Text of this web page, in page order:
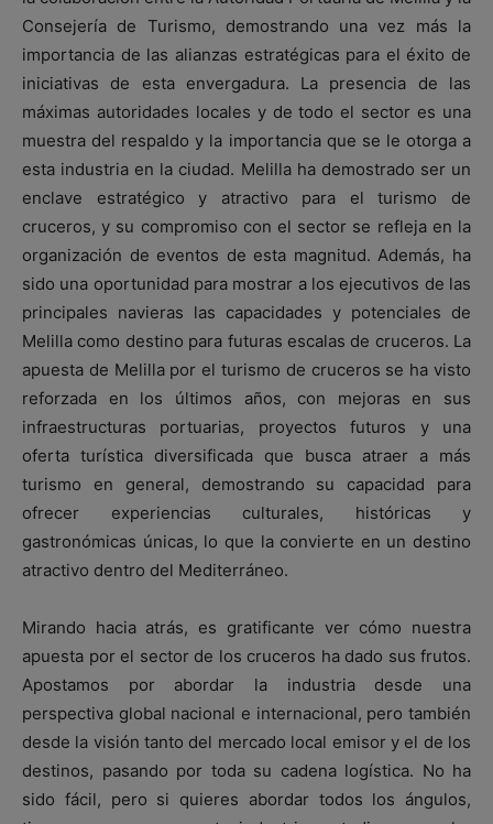
Consejería de Turismo, demostrando una vez más la
importancia de las alianzas estratégicas para el éxito de
iniciativas de esta envergadura. La presencia de las
máximas autoridades locales y de todo el sector es una
muestra del respaldo y la importancia que se le otorga a
esta industria en la ciudad. Melilla ha demostrado ser un
enclave estratégico y atractivo para el turismo de
cruceros, y su compromiso con el sector se refleja en la
organización de eventos de esta magnitud. Además, ha
sido una oportunidad para mostrar a los ejecutivos de las
principales navieras las capacidades y potenciales de
Melilla como destino para futuras escalas de cruceros. La
apuesta de Melilla por el turismo de cruceros se ha visto
reforzada en los últimos años, con mejoras en sus
infraestructuras portuarias, proyectos futuros y una
oferta turística diversificada que busca atraer a más
turismo en general, demostrando su capacidad para
ofrecer experiencias culturales, históricas y
gastronómicas únicas, lo que la convierte en un destino
atractivo dentro del Mediterráneo.
Mirando hacia atrás, es gratificante ver cómo nuestra
apuesta por el sector de los cruceros ha dado sus frutos.
Apostamos por abordar la industria desde una
perspectiva global nacional e internacional, pero también
desde la visión tanto del mercado local emisor y el de los
destinos, pasando por toda su cadena logística. No ha
sido fácil, pero si quieres abordar todos los ángulos,